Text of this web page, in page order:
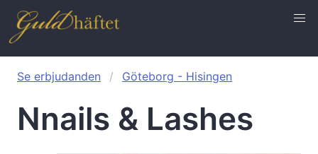
Se erbjudanden Göteborg - Hisingen
Nnails & Lashes